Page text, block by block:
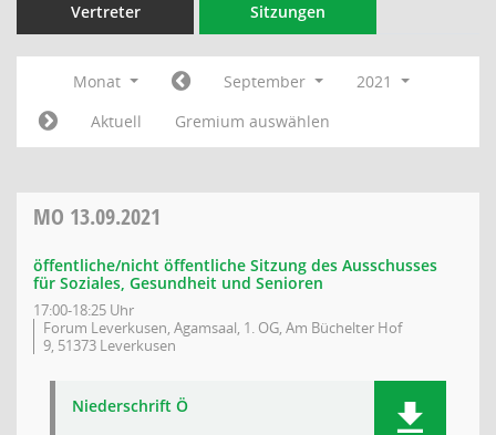
Vertreter Sitzungen
Monat September
2021
Aktuell
Gremium auswählen
MO 13.09.2021
öffentliche/nicht öffentliche Sitzung des Ausschusses
für Soziales, Gesundheit und Senioren
17:00-18:25 Uhr
Forum Leverkusen, Agamsaal, 1. OG, Am Büchelter Hof
9, 51373 Leverkusen
Niederschrift Ö